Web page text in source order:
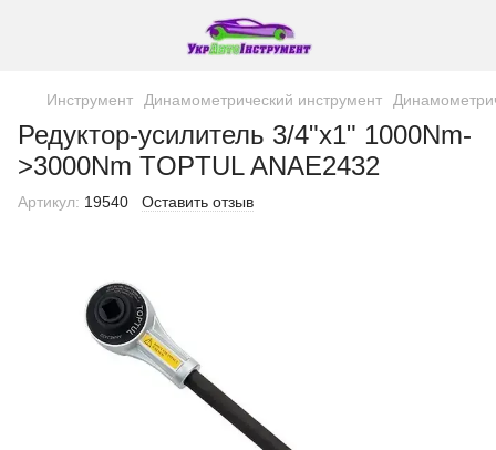
Инструмент Динамометрический инструмент
Редуктор-усилитель 3/4"х1" 1000Nm-
>3000Nm TOPTUL ANAE2432
Артикул: 19540 Оставить отзыв